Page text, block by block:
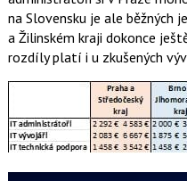
na Slovensku je ale běžných
a Žilinském kraji dokonce
rozdíly platí i u zkušených